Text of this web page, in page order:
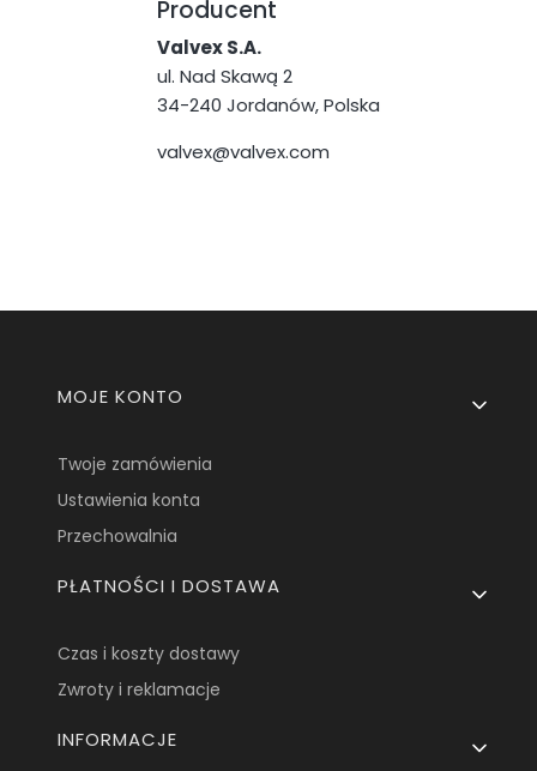
Producent
Valvex S.A.
ul. Nad Skawą 2
34-240 Jordanów, Polska
valvex@valvex.com
Linki w stopce
MOJE KONTO
Twoje zamówienia
Ustawienia konta
Przechowalnia
PŁATNOŚCI I DOSTAWA
Czas i koszty dostawy
Zwroty i reklamacje
INFORMACJE